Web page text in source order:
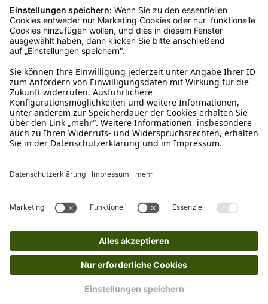
Mo – Fr 9 – 17 Uhr, Sa 9 – 13 Uhr
Ruf uns an
0800-28 18 78
Schreibe uns
verkauf@schecker.de
WhatsApp Support
Mehr von uns